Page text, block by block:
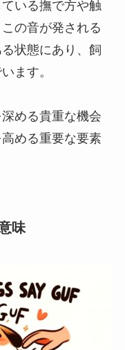
いる撫で方や触
の音が発される
状態にあり、飼
ます。
める貴重な機会
める重要な要素
味